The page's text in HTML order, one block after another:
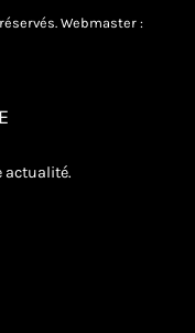
Webmaster :
actualité.